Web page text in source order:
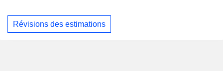
Révisions des estimations